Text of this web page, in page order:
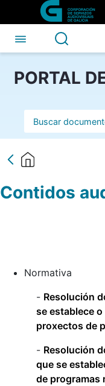
Skip to Main Content
Contidos
PORTAL
Barra de
Contidos
Normativa
- Resolución
se establece
proxectos de
- Resolución
que se
de programas